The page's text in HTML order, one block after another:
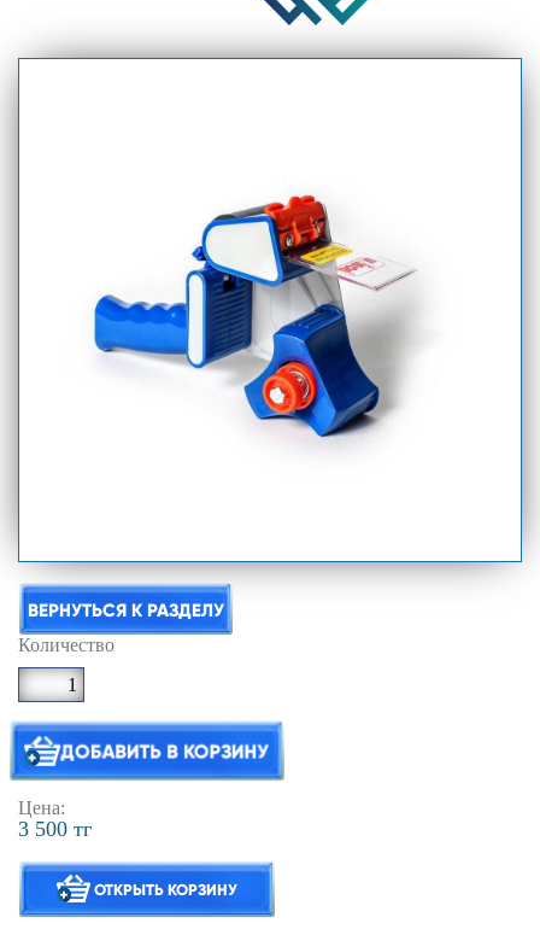
ВЕРНУТЬСЯ К РАЗДЕЛУ
Количество
ДОБАВИТЬ В КОРЗИНУ
Цена:
3 500 тг
ОТКРЫТЬ КОРЗИНУ